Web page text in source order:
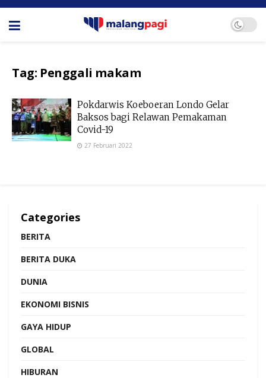
Tag: Penggali makam
Pokdarwis Koeboeran Londo Gelar
Baksos bagi Relawan Pemakaman
Covid-19
27 Februari 2022
Categories
BERITA
BERITA DUKA
DUNIA
EKONOMI BISNIS
GAYA HIDUP
GLOBAL
HIBURAN